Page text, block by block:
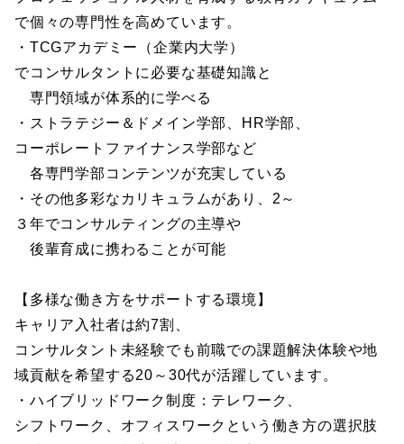
で個々の専門性を高めています。
・TCGアカデミー（企業内大学）
でコンサルタントに必要な基礎知識と
専門領域が体系的に学べる
・ストラテジー＆ドメイン学部、HR学部、
コーポレートファイナンス学部など
各専門学部コンテンツが充実している
・その他多彩なカリキュラムがあり、2～
３年でコンサルティングの主導や
後輩育成に携わることが可能
【多様な働き方をサポートする環境】
キャリア入社者は約7割、
コンサルタント未経験でも前職での課題解決体験や地
域貢献を希望する20～30代が活躍しています。
・ハイブリッドワーク制度：テレワーク、
シフトワーク、オフィスワークという働き方の選択肢